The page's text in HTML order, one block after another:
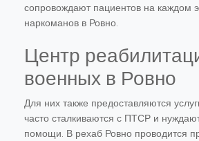
сопровождают пациентов на каждом
наркоманов в Ровно.
Центр
военных в Ровно
Для них также предоставляются
часто сталкиваются с ПТСР и
помощи. В рехаб Ровно проводится